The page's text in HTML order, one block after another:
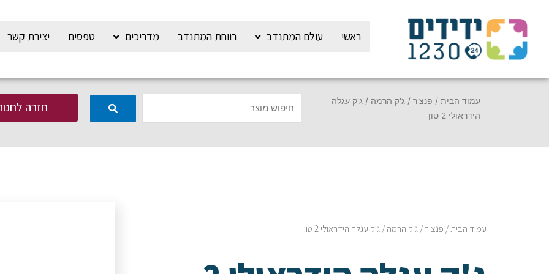
ראשי עולם המתנדב רווחת המתנדב מדריכים טפסים יצירת קשר
עמוד הבית / פנצ'ר / ג'ק הרמה / ג'ק עגלה
הידראולי 2 טון
חזרה
עמוד הבית / פנצ'ר/ ג'ק הרמה / ג'ק עגלה הידראולי 2 טון